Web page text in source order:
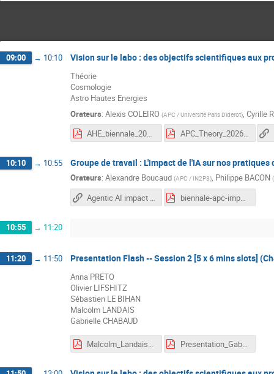
09:00 → 10:10 Vision sur le labo : des objectifs scientifiques aux
Théorie
Cosmologie
Astro Hautes Energies
Orateurs: Alexis COLEIRO (APC / Université Paris Diderot) Cyrille
AHE_biennale_2026.pdf
APC_Theory_2026_Bienalle.pdf
10:10 → 10:55 Groupe de travail : L'impact de l'IA sur nos pratiques
Orateurs: Alexandre Boucaud (APC / IN2P3), Philippe BACON (
Agentic AI impact on our activities biennale-apc-impact-ia.pdf
10:55 → 11:20
11:20 → 11:50 Presentation Flash -- Session 2 [5 x 6 mins slots]
Anna PRETO
Olivier LIFSHITZ
Sébastien LE BIHAN
Malcolm LANDAIS
Gabrielle CHABAUD
Malcolm_Landais_PR_1.2_v2.pdf Presentation_GabrielleChabaud_Biennale2026(1).pdf